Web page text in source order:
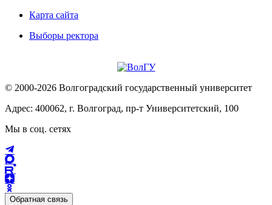
Карта сайта
Выборы ректора
© 2000-2026 Волгоградский государственный университет
Адрес: 400062, г. Волгоград, пр-т Университетский, 100
Мы в соц. сетях
Обратная связь